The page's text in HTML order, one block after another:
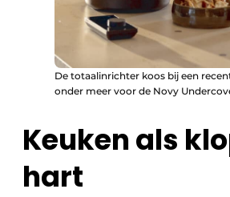
De totaalinrichter koos bij een
onder meer voor de Novy
Keuken als
hart